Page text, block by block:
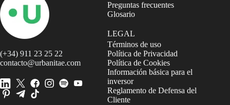
(+34) 911 23 25 22
contacto@urbanitae.com
Preguntas frecuentes
Glosario
LEGAL
Términos de uso
Política de Privacidad
Política de Cookies
Información básica para el
inversor
Reglamento de Defensa del
Cliente